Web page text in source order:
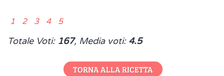
1 2 3 4 5
Totale Voti: 167, Media voti: 4.5
TORNA ALLA RICETTA